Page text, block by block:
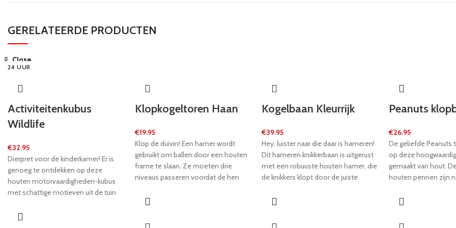
GERELATEERDE PRODUCTEN
24 UUR
Close
Activiteitenkubus
Wildlife
€32.95
Dierpret voor de kinderkamer! Er is
genoeg te ontdekken op deze
houten motorvaardigheden-kubus
met schattige motieven uit de tuin
speelmogelijkheden aan elke kant
24 UUR
Close
Klopkogeltoren Haan
€19.95
Klop de duivin! Een hamer wordt
gebruikt om ballen door een houten
frame te slaan. Ze moeten drie
niveaus passeren voordat de hen
geweldig spel voor kinderen om hun
24 UUR
Close
Kogelbaan Kleurrijk
€39.95
Hey, luister naar die daar is hameren!
Dit hameren knikkerbaan is uitgerust
met een robuuste houten hamer, die
de knikkers klopt door de juiste
de knikkers naar het volgende station
gaan we: hamers in de aanslag! Dit
24 UUR
Close
Peanuts
€26.95
De geliefde Peanuts
op deze
gemaakt van hout.
houten pennen zijn
worden geduwd met
motorische
24 UUR
Close
24 UUR
Close
24 UUR
Close
24 UUR
Close